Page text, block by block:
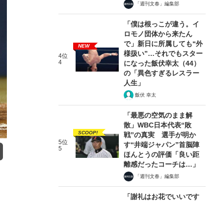
「週刊文春」編集部
4位
4
NEW
「僕は根っこが違う。イ
ロモノ団体から来たん
で」新日に所属しても“外
様扱い”…それでもスター
になった飯伏幸太（44）
の「異色すぎるレスラー
人生」
飯伏 幸太
5位
5
SCOOP!
「最悪の空気のまま解
散」WBC日本代表“敗
戦”の真実 選手が明か
す“井端ジャパン”首脳陣
ほんとうの評価「良い距
離感だったコーチは…」
「週刊文春」編集部
「謝礼はお花でいいです